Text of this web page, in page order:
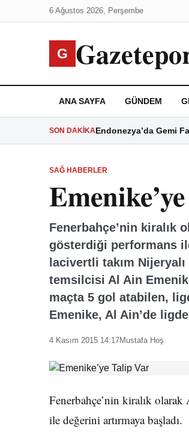
6 Ağustos 2026, Perşembe
G
ANA SAYFA GÜNDEM
SON DAKIKAEndonezya’da Gemi
SAĞ HABERLER
Fenerbahçe’nin kiralık
gösterdiği performans
lacivertli takım
temsilcisi Al Ain
maçta 5 gol atabilen,
Emenike, Al Ain’de
4 Kasım 2015 14:17Mustafa Hoş
Fenerbahçe’nin kiralık
ile değerini artırmaya başladı.